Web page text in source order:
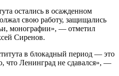
остались в осажденном
свою работу, защищались
монографии», — отметил
Сиренов.
в блокадный период — это
что Ленинград не сдавался», —